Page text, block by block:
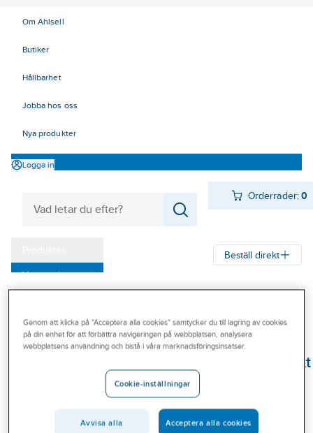
Om Ahlsell
Butiker
Hållbarhet
Jobba hos oss
Nya produkter
Logga in
Orderrader:0
Varumärken
Outlet
Branscher
Beställ direkt
3M DBI-SALA
Förankringspunkt
balkar
FÖRANKRINGSPUNKT
Genom att klicka på "Acceptera alla cookies" samtycker du till lagring av cookies
på din enhet för att förbättra navigeringen på webbplatsen, analysera
webbplatsens användning och bistå i våra marknadsföringsinsatser.
Cookie-inställningar
Avvisa alla Acceptera alla cookies